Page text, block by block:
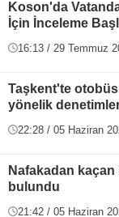
Koson'da
İçin İnceleme
16:13 / 29 Temmuz
Taşkent'te
yönelik
22:28 / 05 Haziran
Nafakadan kaçan
bulundu
21:42 / 05 Haziran